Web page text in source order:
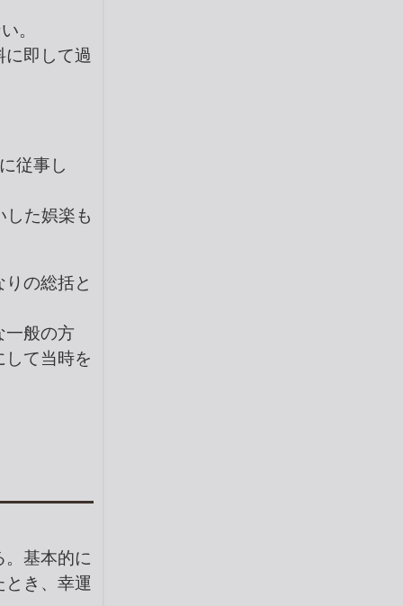
。
即して過
従事し
た娯楽も
の総括と
一般の方
て当時を
基本的に
き、幸運